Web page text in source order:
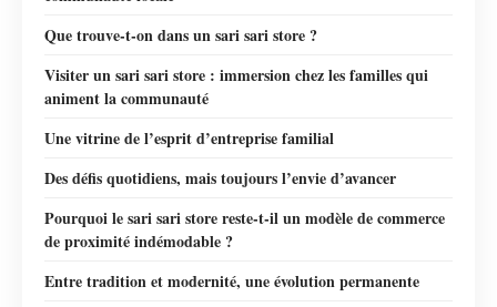
Que trouve-t-on dans un sari sari store ?
Visiter un sari sari store : immersion chez les familles qui
animent la communauté
Une vitrine de l’esprit d’entreprise familial
Des défis quotidiens, mais toujours l’envie d’avancer
Pourquoi le sari sari store reste-t-il un modèle de commerce
de proximité indémodable ?
Entre tradition et modernité, une évolution permanente